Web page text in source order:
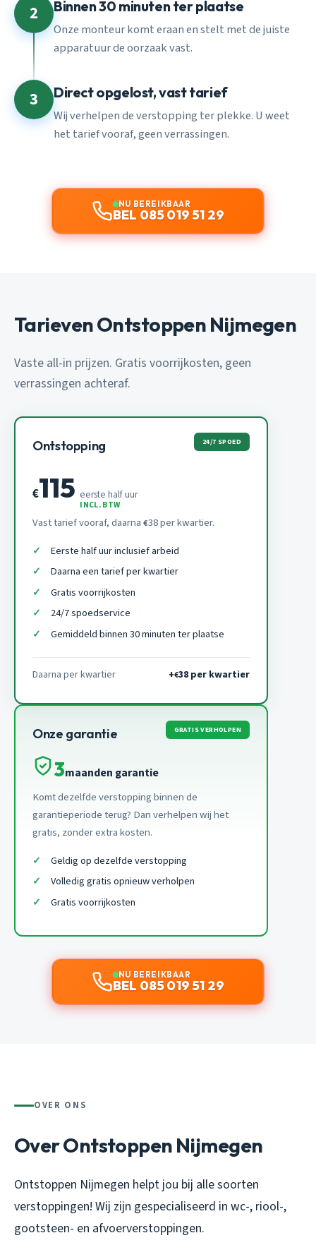
2 Binnen 30 minuten ter plaatse
Onze monteur komt eraan en stelt met de juiste
apparatuur de oorzaak vast.
3 Direct opgelost, vast tarief
Wij verhelpen de verstopping ter plekke. U weet
het tarief vooraf, geen verrassingen.
NU BEREIKBAAR
BEL 085 019 51 29
Tarieven Ontstoppen Nijmegen
Vaste all-in prijzen. Gratis voorrijkosten, geen
verrassingen achteraf.
Ontstopping 24/7 SPOED
€115 eerste half uur
INCL. BTW
Vast tarief vooraf, daarna €38 per kwartier.
Eerste half uur inclusief arbeid
Daarna een tarief per kwartier
Gratis voorrijkosten
24/7 spoedservice
Gemiddeld binnen 30 minuten ter plaatse
Daarna per kwartier +€38 per kwartier
Onze garantie GRATIS VERHOLPEN
3maanden garantie
Komt dezelfde verstopping binnen de
garantieperiode terug? Dan verhelpen wij het
gratis, zonder extra kosten.
Geldig op dezelfde verstopping
Volledig gratis opnieuw verholpen
Gratis voorrijkosten
NU BEREIKBAAR
BEL 085 019 51 29
OVER ONS
Over Ontstoppen Nijmegen
Ontstoppen Nijmegen helpt jou bij alle soorten
verstoppingen! Wij zijn gespecialiseerd in wc-, riool-,
gootsteen- en afvoerverstoppingen.